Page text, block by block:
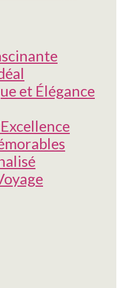
et Élégance